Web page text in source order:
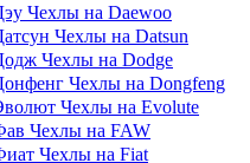
Чехлы на Daewoo
Чехлы на Datsun
Чехлы на Dodge
Чехлы на Dongfeng
Чехлы на Evolute
Чехлы на FAW
Чехлы на Fiat